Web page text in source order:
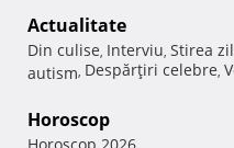
Actualitate
Din culise, Interviu, Stirea
autism, Despărţiri celebre,
Horoscop